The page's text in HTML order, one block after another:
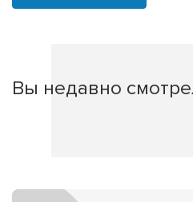
Вы недавно